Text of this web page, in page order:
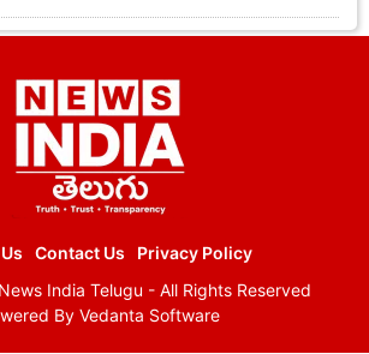
Contact Us
Privacy Policy
News India Telugu - All Rights Reserved
By Vedanta Software